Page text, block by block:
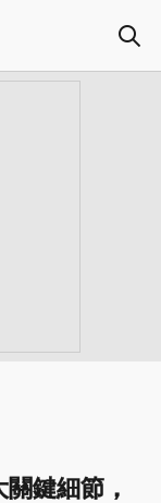
鍵細節，